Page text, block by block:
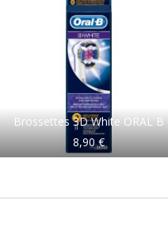
Brossettes 3D White ORAL B
8,90 €